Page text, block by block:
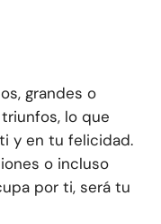
grandes o
lo que
y en tu felicidad.
o incluso
por ti, será tu